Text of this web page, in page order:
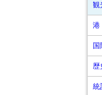
観
港
国
歴
統